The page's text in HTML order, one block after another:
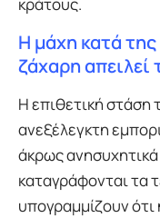
Η μάχη κατά
ζάχαρη απειλεί
Η επιθετική στάση
ανεξέλεγκτη
άκρως
καταγράφονται τα
υπογραμμίζουν